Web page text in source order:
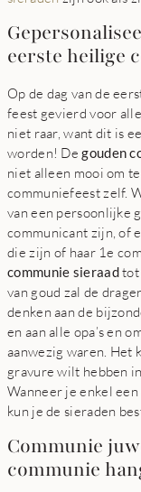
eerste heilige
Op de dag van de
feest gevierd voor
niet raar, want dit is
worden! Degouden
niet alleen mooi om
communiefeest zelf.
van een persoonlijke
communicant zijn, of
die zijn of haar 1e
communie sieraadtot
van goud zal de
denken aan de
en aan alle opa’s en
aanwezig waren. Het
gravure wilt hebben
Wanneer je enkel
kun je de sieraden
Communie
communie